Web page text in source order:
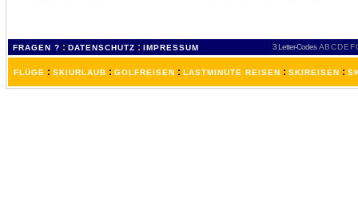
FRAGEN ? : DATENSCHUTZ : IMPRESSUM 3 Letter-Codes ABCDEF
FLÜGE : SKIURLAUB : GOLFREISEN : LASTMINUTE REISEN : SKIREISEN :